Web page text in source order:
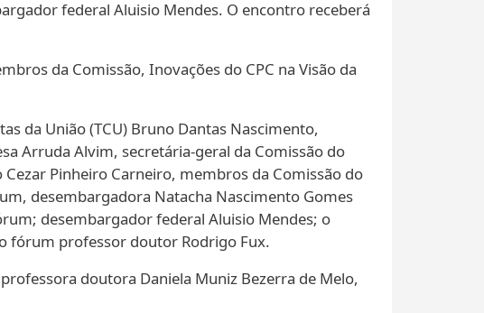
federal Aluisio Mendes. O encontro receberá
da Comissão, Inovações do CPC na Visão da
da União (TCU) Bruno Dantas Nascimento,
Arruda Alvim, secretária-geral da Comissão do
Pinheiro Carneiro, membros da Comissão do
desembargadora Natacha Nascimento Gomes
desembargador federal Aluisio Mendes; o
fórum professor doutor Rodrigo Fux.
doutora Daniela Muniz Bezerra de Melo,